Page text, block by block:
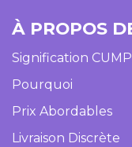
À PROPOS
Signification
Pourquoi
Prix Abordables
Livraison Discrète